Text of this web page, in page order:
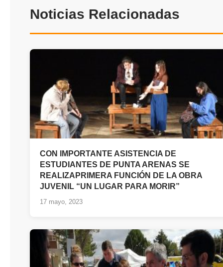
Noticias Relacionadas
CON IMPORTANTE ASISTENCIA DE
ESTUDIANTES DE PUNTA ARENAS SE
REALIZAPRIMERA FUNCIÓN DE LA OBRA
JUVENIL “UN LUGAR PARA MORIR”
17 mayo, 2023